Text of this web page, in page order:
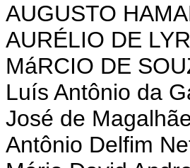
AUGUSTO
AURÉLIO DE
MáRCIO DE
Luís Antônio da
José de
Antônio Delfim